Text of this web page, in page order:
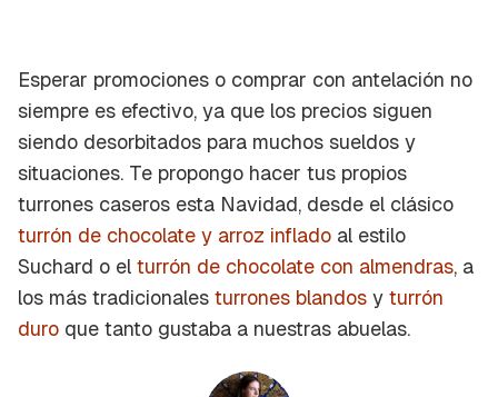
Esperar promociones o comprar con antelación no
siempre es efectivo, ya que los precios siguen
siendo desorbitados para muchos sueldos y
situaciones. Te propongo hacer tus propios
turrones caseros esta Navidad, desde el clásico
turrón de chocolate y arroz inflado al estilo
Suchard o el turrón de chocolate con almendras, a
los más tradicionales turrones blandos y turrón
duro que tanto gustaba a nuestras abuelas.